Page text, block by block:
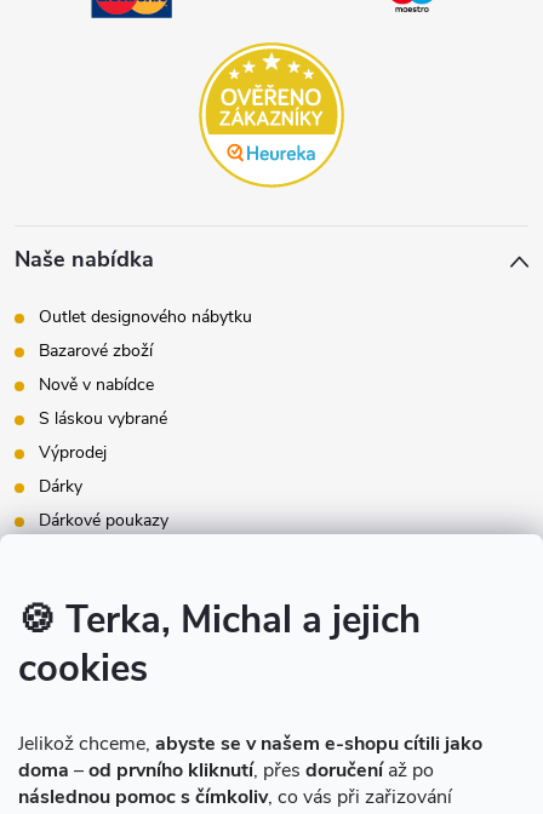
🍪 Terka, Michal a jejich
cookies
Jelikož chceme, abyste se v našem e-shopu cítili jako
doma –od prvního kliknutí, přes doručeníaž po
následnou pomoc s čímkoliv, co vás při zařizování
Naše nabídka
Outlet designového nábytku
Bazarové zboží
Nově v nabídce
S láskou vybrané
Výprodej
Dárky
Dárkové poukazy
Instagram